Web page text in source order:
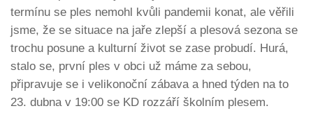
termínu se ples nemohl kvůli pandemii konat, ale věřili
jsme, že se situace na jaře zlepší a plesová sezona se
trochu posune a kulturní život se zase probudí. Hurá,
stalo se, první ples v obci už máme za sebou,
připravuje se i velikonoční zábava a hned týden na to
23. dubna v 19:00 se KD rozzáří školním plesem.